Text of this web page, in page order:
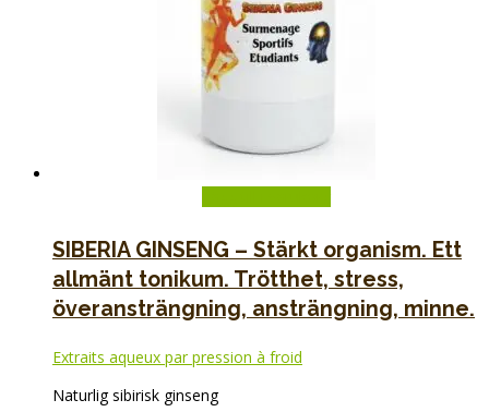
SIBERIA GINSENG – Stärkt organism. Ett
allmänt tonikum. Trötthet, stress,
överansträngning, ansträngning, minne.
Extraits aqueux par pression à froid
Naturlig sibirisk ginseng